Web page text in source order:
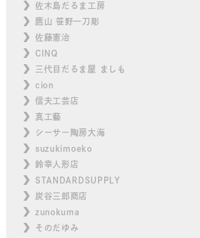
佐木島だるま工房
鷹山 笹野一刀彫
佐藤憲治
CINQ
三代目だるま屋 ましも
cion
信夫工芸店
真工藝
シーサー陶房大海
suzukimoeko
鈴幸人形店
STANDARDSUPPLY
炭谷三郎商店
zunokuma
そのだゆみ